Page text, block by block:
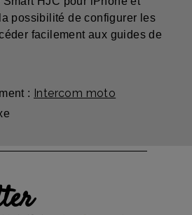
possibilité de configurer les
facilement aux guides de
: Intercom moto